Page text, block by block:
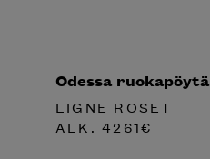
Odessa ruokapöytä
LIGNE ROSET
ALK.4261€